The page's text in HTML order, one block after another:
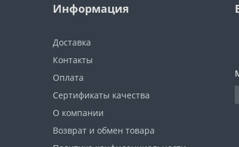
Информация
Доставка
Контакты
Оплата
Сертификаты качества
О компании
Возврат и обмен товара